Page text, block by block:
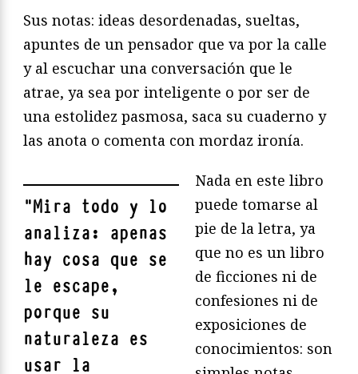
Sus notas: ideas desordenadas, sueltas,
apuntes de un pensador que va por la calle
y al escuchar una conversación que le
atrae, ya sea por inteligente o por ser de
una estolidez pasmosa, saca su cuaderno y
las anota o comenta con mordaz ironía.
"Mira todo y lo
analiza: apenas
hay cosa que se
le escape,
porque su
naturaleza es
usar la
Nada en este libro
puede tomarse al
pie de la letra, ya
que no es un libro
de ficciones ni de
confesiones ni de
exposiciones de
conocimientos: son